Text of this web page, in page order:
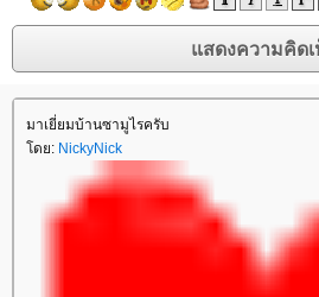
มาเยี่ยมบ้านซามูไรครับ
โดย: NickyNick